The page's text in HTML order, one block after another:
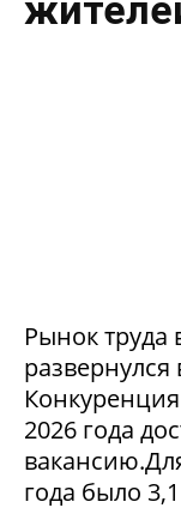
Рынок труда
развернулся
2026 года
года было